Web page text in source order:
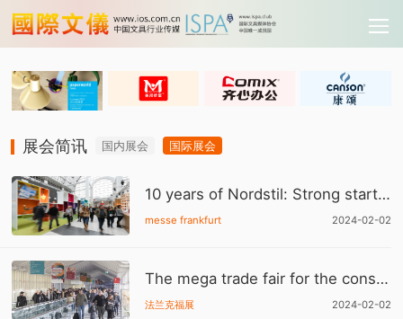
展会简讯 国内展会 国际展会
10 years of Nordstil: Strong start into the anniversary season
messe frankfurt 2024-02-02
The mega trade fair for the consumer goods industry expands its global leadership position
法兰克福展 2024-02-02